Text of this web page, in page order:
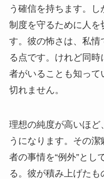
う確信を持ちます。し
制度を守るために人を
す。彼の怖さは、私
る点です。けれど同
者がいることも知っ
切れません。
理想の純度が高いほど
うになります。その
者の事情を“例外”とし
る。彼が積み上げたも